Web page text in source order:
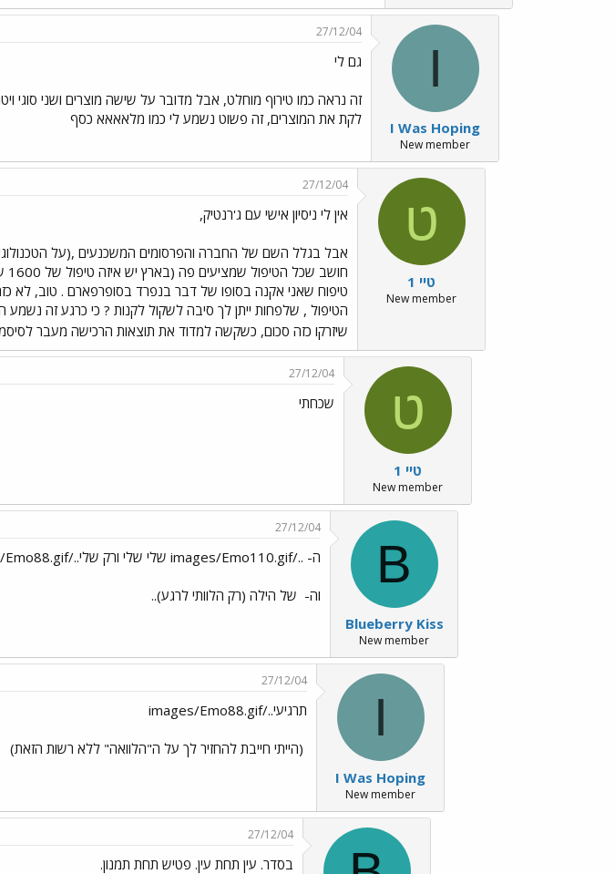
I
I Was Hoping
New member
27/12/04
גם לי
זה נראה כמו טירוף מוחלט, אבל מדובר על שישה מוצרים ושני סוגי
לקת את המוצרים, זה פשוט נשמע לי כמו מלאאאא כסף
ט
טיי 1
New member
27/12/04
אין לי ניסיון אישי עם ג'רנטיק,
אבל בגלל השם של החברה והפרסומים המשכנעים ,(על
טיפוח שאני אקנה בסופו של דבר בנפרד בסופרפארם . טוב, לא
הטיפול , שלפחות ייתן לך סיבה לשקול לקנות ? כי כרגע זה
שיזרקו כזה סכום, כשקשה למדוד את תוצאות הרכישה מעבר
ט
טיי 1
New member
27/12/04
שכחתי
B
Blueberry Kiss
New member
27/12/04
ה- ../images/Emo110.gif שלי שלי ורק שלי../images/Emo88.gif
וה- של הילה (רק הלוותי לרגע)..
I
I Was Hoping
New member
27/12/04
תרגיעי../images/Emo88.gif
(הייתי חייבת להחזיר לך על ה"הלוואה" ללא רשות הזאת)
27/12/04
בסדר. עין תחת עין. פטיש תחת תמנון.